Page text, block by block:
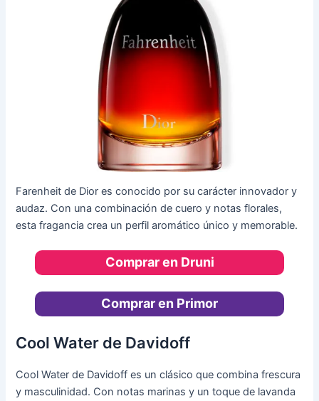
Farenheit de Dior es conocido por su carácter innovador y
audaz. Con una combinación de cuero y notas florales,
esta fragancia crea un perfil aromático único y memorable.
Comprar en Druni
Comprar en Primor
Cool Water de Davidoff
Cool Water de Davidoff es un clásico que combina frescura
y masculinidad. Con notas marinas y un toque de lavanda